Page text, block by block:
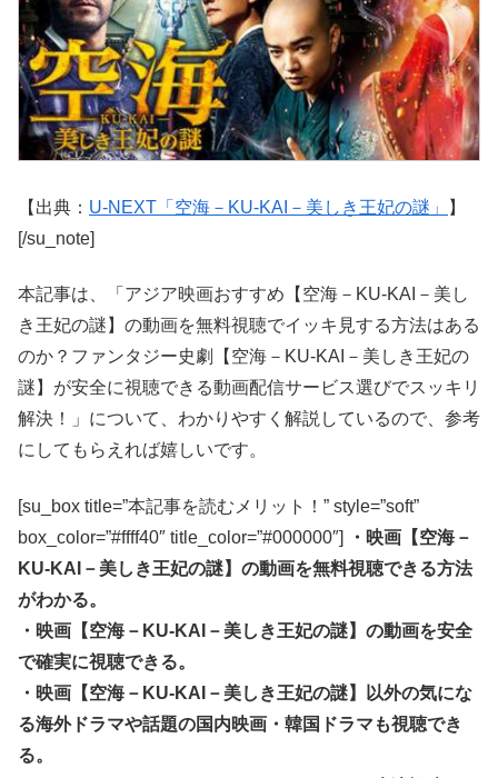
【出典： U-NEXT「空海－KU-KAI－美しき王妃の謎」
】
[/su_note]
本記事は、「アジア映画おすすめ【空海－KU-KAI－美し
き王妃の謎】の動画を無料視聴でイッキ見する方法はある
のか？ファンタジー史劇【空海－KU-KAI－美しき王妃の
謎】が安全に視聴できる動画配信サービス選びでスッキリ
解決！」について、わかりやすく解説しているので、参考
にしてもらえれば嬉しいです。
[su_box title=”本記事を読むメリット！” style=”soft”
box_color=”#ffff40″ title_color=”#000000″]
・映画【空海－
KU-KAI－美しき王妃の謎】の動画を無料視聴できる方法
がわかる。
・映画【空海－KU-KAI－美しき王妃の謎】の動画を安全
で確実に視聴できる。
・映画【空海－KU-KAI－美しき王妃の謎】以外の気にな
る海外ドラマや話題の国内映画・韓国ドラマも視聴でき
る。